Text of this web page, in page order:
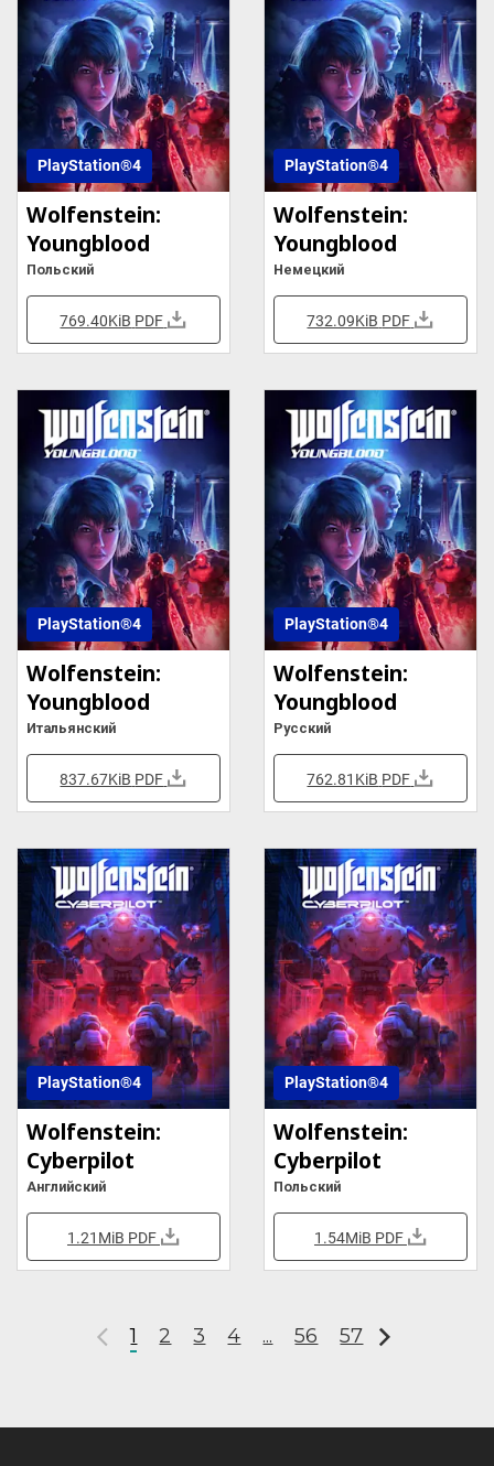
PlayStation®4
Wolfenstein:
Youngblood
Польский
769.40KiB PDF
PlayStation®4
Wolfenstein:
Youngblood
Немецкий
732.09KiB PDF
PlayStation®4
Wolfenstein:
Youngblood
Итальянский
837.67KiB PDF
PlayStation®4
Wolfenstein:
Youngblood
Русский
762.81KiB PDF
PlayStation®4
Wolfenstein:
Cyberpilot
Английский
1.21MiB PDF
PlayStation®4
Wolfenstein:
Cyberpilot
Польский
1.54MiB PDF
1 2 3 4 ... 56 57